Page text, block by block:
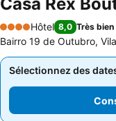
4 Étoiles
Hôtel 8,0 Très bien
Bairro 19 de Outubro,
Sélectionnez des
Sélectionnez des